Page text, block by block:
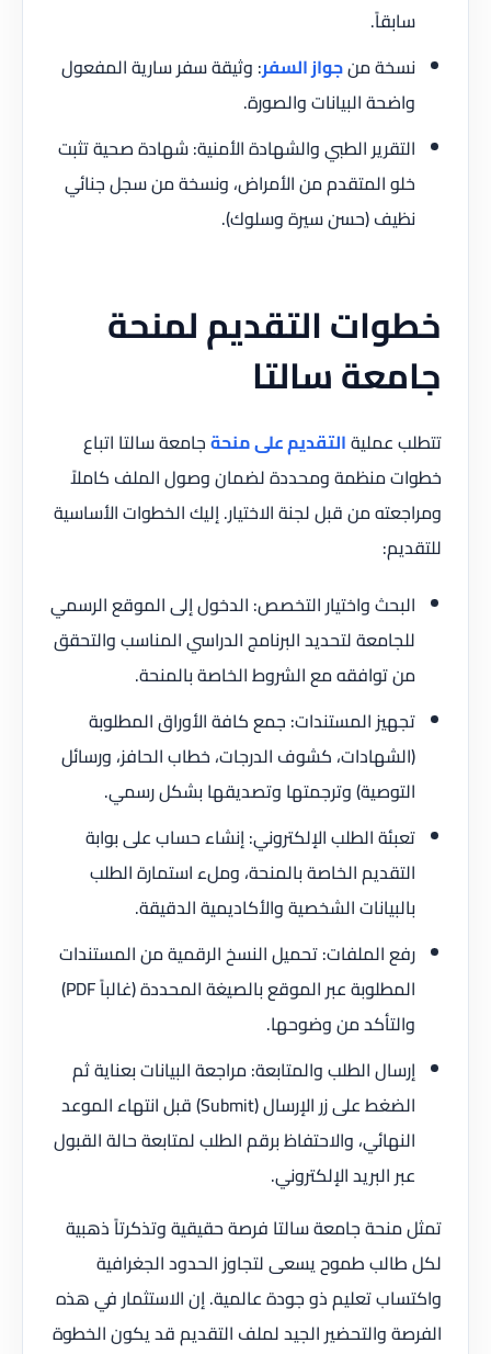
سابقاً.
نسخة منجواز السفر: وثيقة سفر سارية المفعول
واضحة البيانات والصورة.
التقرير الطبي والشهادة الأمنية: شهادة صحية تثبت
خلو المتقدم من الأمراض، ونسخة من سجل جنائي
نظيف (حسن سيرة وسلوك).
خطوات التقديم لمنحة
جامعة سالتا
تتطلب عمليةالتقديم على منحةجامعة سالتا اتباع
خطوات منظمة ومحددة لضمان وصول الملف كاملاً
ومراجعته من قبل لجنة الاختيار. إليك الخطوات الأساسية
للتقديم:
البحث واختيار التخصص: الدخول إلى الموقع الرسمي
للجامعة لتحديد البرنامج الدراسي المناسب والتحقق
من توافقه مع الشروط الخاصة بالمنحة.
تجهيز المستندات: جمع كافة الأوراق المطلوبة
(الشهادات، كشوف الدرجات، خطاب الحافز، ورسائل
التوصية) وترجمتها وتصديقها بشكل رسمي.
تعبئة الطلب الإلكتروني: إنشاء حساب على بوابة
التقديم الخاصة بالمنحة، وملء استمارة الطلب
بالبيانات الشخصية والأكاديمية الدقيقة.
رفع الملفات: تحميل النسخ الرقمية من المستندات
المطلوبة عبر الموقع بالصيغة المحددة (غالباً PDF)
والتأكد من وضوحها.
إرسال الطلب والمتابعة: مراجعة البيانات بعناية ثم
الضغط على زر الإرسال (Submit) قبل انتهاء الموعد
النهائي، والاحتفاظ برقم الطلب لمتابعة حالة القبول
عبر البريد الإلكتروني.
تمثل منحة جامعة سالتا فرصة حقيقية وتذكرتاً ذهبية
لكل طالب طموح يسعى لتجاوز الحدود الجغرافية
واكتساب تعليم ذو جودة عالمية. إن الاستثمار في هذه
الفرصة والتحضير الجيد لملف التقديم قد يكون الخطوة